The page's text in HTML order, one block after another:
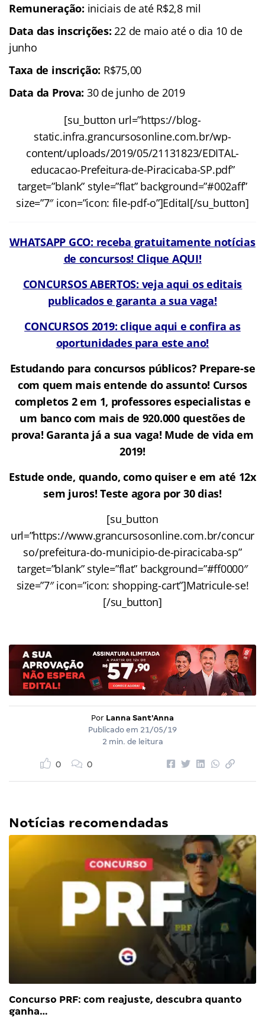
Remuneração: iniciais de até R$2,8 mil
Data das inscrições:22 de maio até o dia 10 de
junho
Taxa de inscrição: R$75,00
Data da Prova: 30 de junho de 2019
[su_button url=”https://blog-
static.infra.grancursosonline.com.br/wp-
content/uploads/2019/05/21131823/EDITAL-
educacao-Prefeitura-de-Piracicaba-SP.pdf”
target=”blank” style=”flat” background=”#002aff”
size=”7″ icon=”icon: file-pdf-o”]Edital[/su_button]
WHATSAPP GCO: receba gratuitamente notícias
de concursos! Clique AQUI!
CONCURSOS ABERTOS: veja aqui os editais
publicados e garanta a sua vaga!
CONCURSOS 2019: clique aqui e confira as
oportunidades para este ano!
Estudando para concursos públicos? Prepare-se
com quem mais entende do assunto! Cursos
completos 2 em 1, professores especialistas e
um banco com mais de 920.000 questões de
prova! Garanta já a sua vaga! Mude de vida em
2019!
Estude onde, quando, como quiser e em até 12x
sem juros! Teste agora por 30 dias!
[su_button
url=”https://www.grancursosonline.com.br/concur
so/prefeitura-do-municipio-de-piracicaba-sp”
target=”blank” style=”flat” background=”#ff0000″
size=”7″ icon=”icon: shopping-cart”]Matricule-se!
[/su_button]
Por Lanna Sant'Anna
Publicado em 21/05/19
2 min. de leitura
0 0
Notícias recomendadas
Concurso PRF: com reajuste, descubra quanto
ganha…